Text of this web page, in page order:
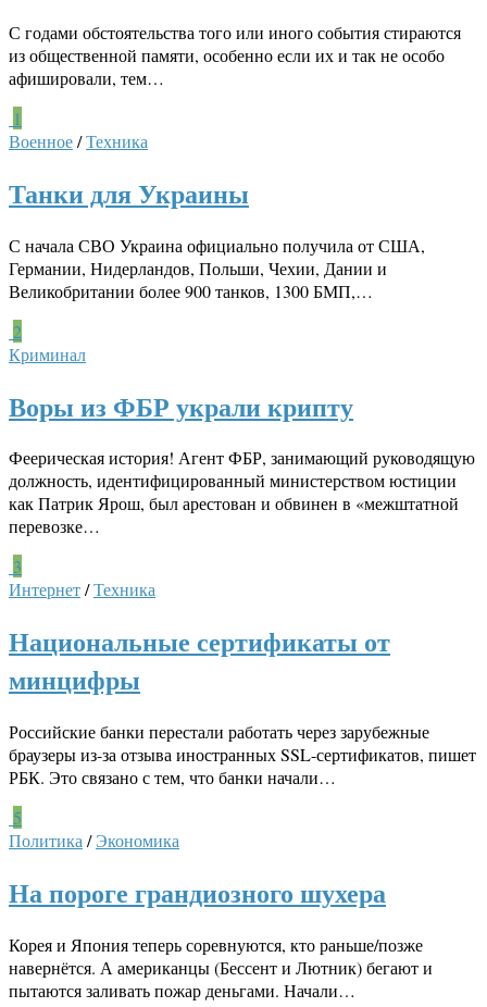
С годами обстоятельства того или иного события стираются
из общественной памяти, особенно если их и так не особо
афишировали, тем…
1
Военное/Техника
Танки для Украины
С начала СВО Украина официально получила от США,
Германии, Нидерландов, Польши, Чехии, Дании и
Великобритании более 900 танков, 1300 БМП,…
2
Криминал
Воры из ФБР украли крипту
Феерическая история! Агент ФБР, занимающий руководящую
должность, идентифицированный министерством юстиции
как Патрик Ярош, был арестован и обвинен в «межштатной
перевозке…
3
Интернет/Техника
Национальные сертификаты от
минцифры
Российские банки перестали работать через зарубежные
браузеры из-за отзыва иностранных SSL-сертификатов, пишет
РБК. Это связано с тем, что банки начали…
5
Политика/Экономика
На пороге грандиозного шухера
Корея и Япония теперь соревнуются, кто раньше/позже
навернётся. А американцы (Бессент и Лютник) бегают и
пытаются заливать пожар деньгами. Начали…